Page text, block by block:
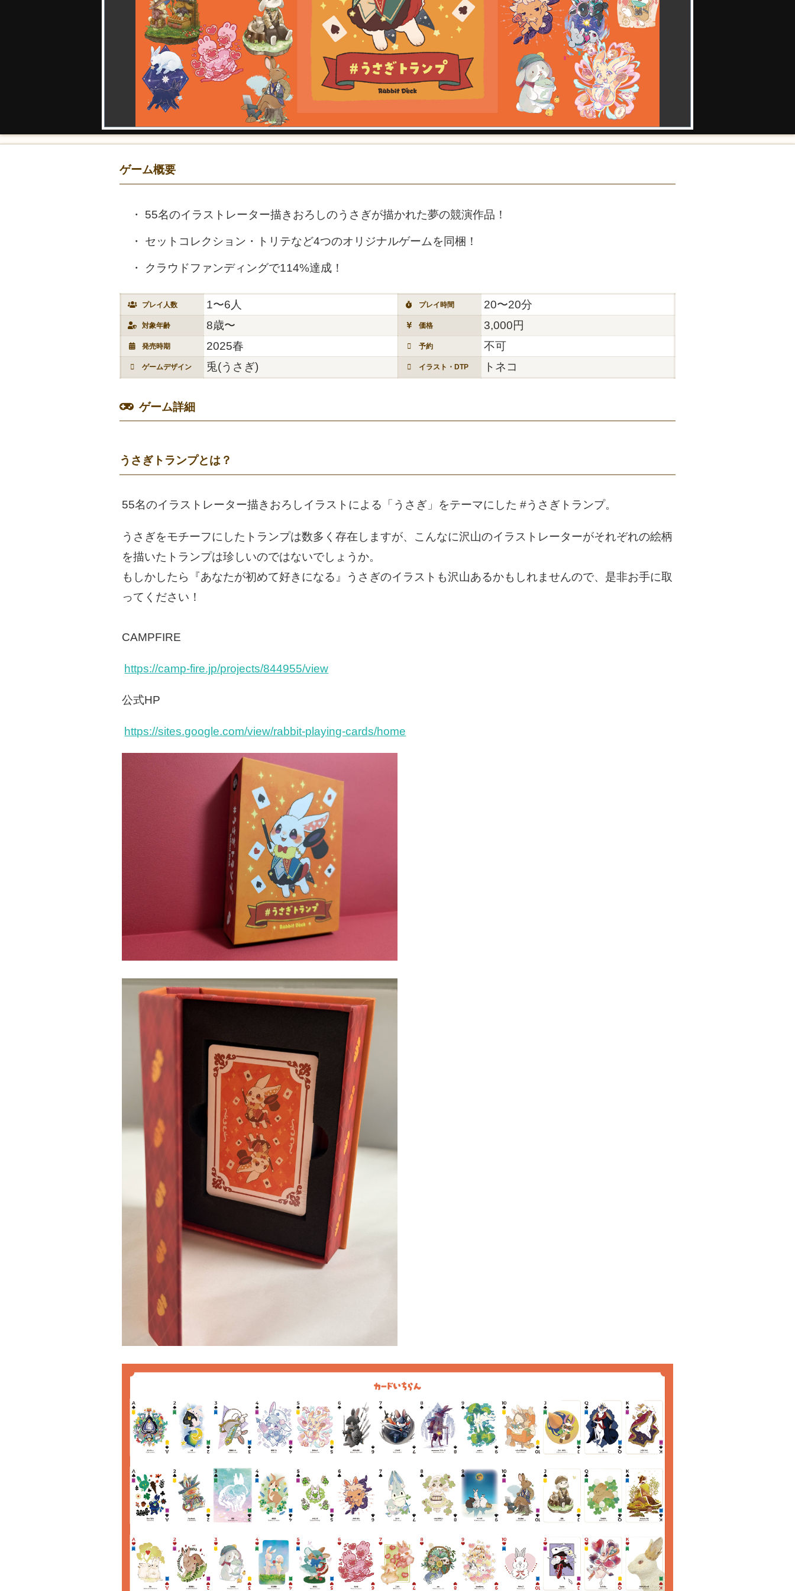
ゲーム概要
55名のイラストレーター描きおろしのうさぎが描かれた夢の競演作品！
セットコレクション・トリテなど4つのオリジナルゲームを同梱！
クラウドファンディングで114%達成！
プレイ人数 1〜6人 プレイ時間 20〜20分
対象年齢 8歳〜 価格 3,000円
発売時期 2025春 予約 不可
ゲームデザイン 兎(うさぎ) イラスト・DTP トネコ
ゲーム詳細
うさぎトランプとは？
55名のイラストレーター描きおろしイラストによる「うさぎ」をテーマにした #うさぎトランプ。
うさぎをモチーフにしたトランプは数多く存在しますが、こんなに沢山のイラストレーターがそれぞれの絵柄
を描いたトランプは珍しいのではないでしょうか。
もしかしたら『あなたが初めて好きになる』うさぎのイラストも沢山あるかもしれませんので、是非お手に取
ってください！
CAMPFIRE
https://camp-fire.jp/projects/844955/view
公式HP
https://sites.google.com/view/rabbit-playing-cards/home